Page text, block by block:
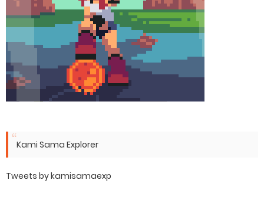
Kami Sama Explorer
Tweets by kamisamaexp